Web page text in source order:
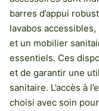
barres d’appui
lavabos
et un mobilier
essentiels. Ces
et de garantir une
sanitaire. L’accès à
choisi avec soin